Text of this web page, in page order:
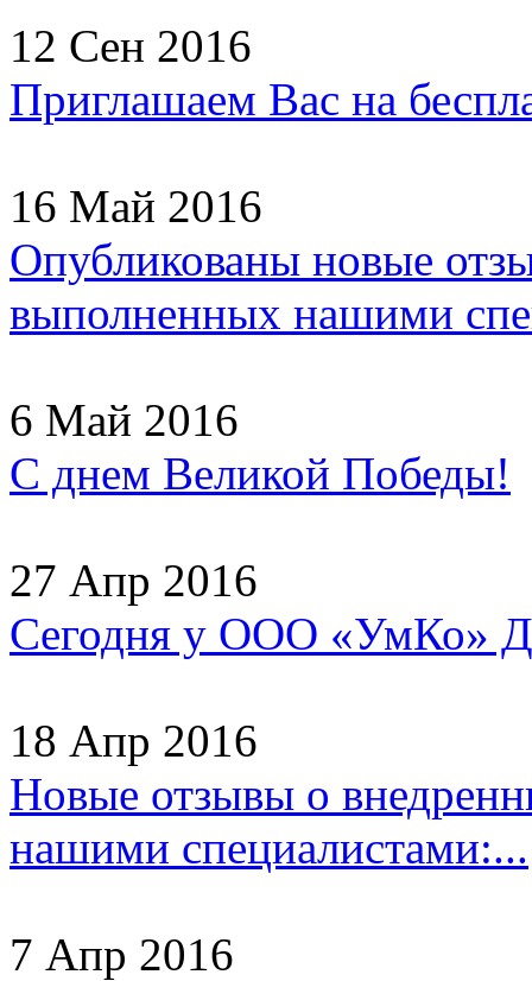
12 Сен 2016
Приглашаем Вас на
16 Май 2016
Опубликованы новые
выполненных нашими
6 Май 2016
С днем Великой Победы!
27 Апр 2016
Сегодня у ООО «УмКо»
18 Апр 2016
Новые отзывы о
нашими специалистами:...
7 Апр 2016